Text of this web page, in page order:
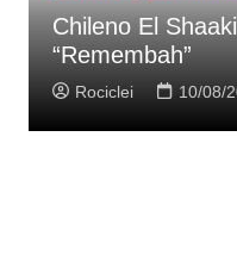
Chileno El
“Remembah”
Rociclei 10/08/